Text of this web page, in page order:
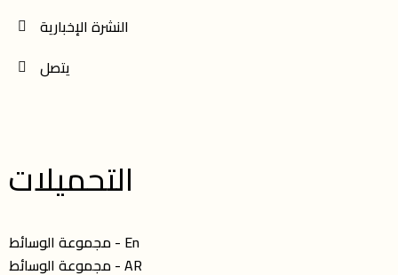
النشرة الإخبارية
يتصل
التحميلات
مجموعة الوسائط - En
مجموعة الوسائط - AR